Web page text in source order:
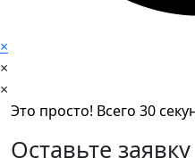
×
×
×
Это просто! Всего 30
Оставьте заявку